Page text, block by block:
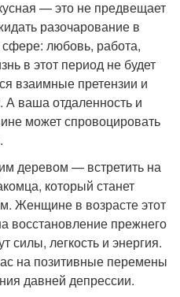
— это не предвещает
разочарование в
любовь, работа,
в этот период не будет
взаимные претензии и
А ваша отдаленность и
может спровоцировать
деревом — встретить на
который станет
Женщине в возрасте этот
восстановление прежнего
силы, легкость и энергия.
на позитивные перемены
давней депрессии.